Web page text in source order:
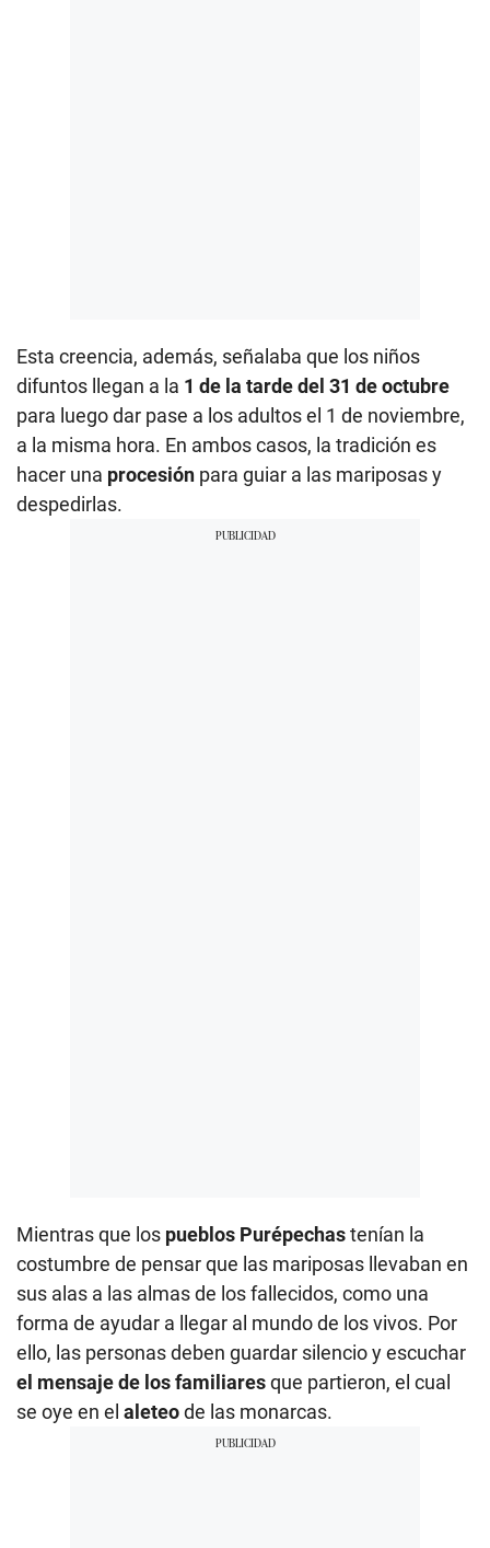
Esta creencia, además, señalaba que los niños
difuntos llegan a la 1 de la tarde del 31 de octubre
para luego dar pase a los adultos el 1 de noviembre,
a la misma hora. En ambos casos, la tradición es
hacer una procesión para guiar a las mariposas y
despedirlas.
Mientras que los pueblos Purépechastenían la
costumbre de pensar que las mariposas llevaban en
sus alas a las almas de los fallecidos, como una
forma de ayudar a llegar al mundo de los vivos. Por
ello, las personas deben guardar silencio y escuchar
el mensaje de los familiaresque partieron, el cual
se oye en el aleteode las monarcas.